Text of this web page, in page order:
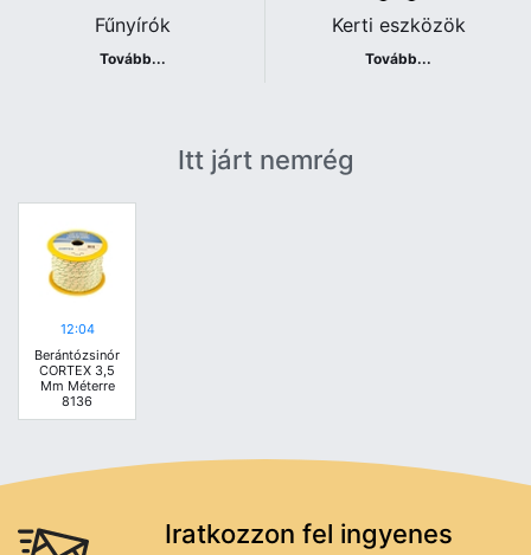
Fűnyírók
Tovább...
Kerti eszközök
Tovább...
Itt járt nemrég
12:04
Berántózsinór
CORTEX 3,5
Mm Méterre
8136
Iratkozzon fel ingyenes